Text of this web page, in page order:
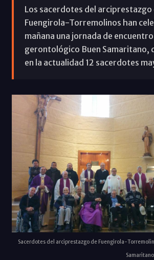
Los sacerdotes del arciprestazgo
Fuengirola-Torremolinos han
mañana una jornada de
gerontológico Buen Samaritano,
en la actualidad 12 sacerdotes
Sacerdotes del arciprestazgo de Fuengirola-